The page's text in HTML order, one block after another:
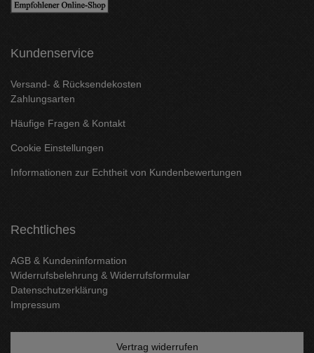
Kundenservice
Versand- & Rücksendekosten
Zahlungsarten
Häufige Fragen & Kontakt
Cookie Einstellungen
Informationen zur Echtheit von Kundenbewertungen
Rechtliches
AGB & Kundeninformation
Widerrufsbelehrung & Widerrufsformular
Datenschutzerklärung
Impressum
Vertrag widerrufen